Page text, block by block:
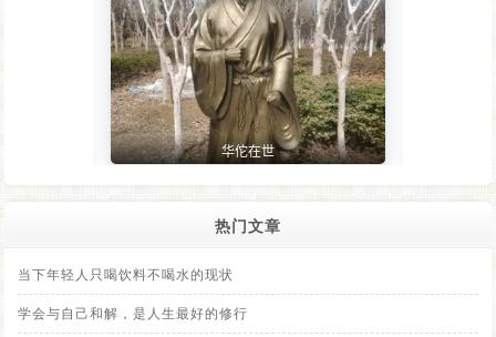
热门文章
当下年轻人只喝饮料不喝水的现状
学会与自己和解，是人生最好的修行